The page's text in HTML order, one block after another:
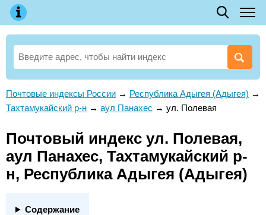
Почтовые индексы России → Республика Адыгея (Адыгея) →
Тахтамукайский р-н → аул Панахес → ул. Полевая
Почтовый индекс ул. Полевая,
аул Панахес, Тахтамукайский р-
н, Республика Адыгея (Адыгея)
Содержание